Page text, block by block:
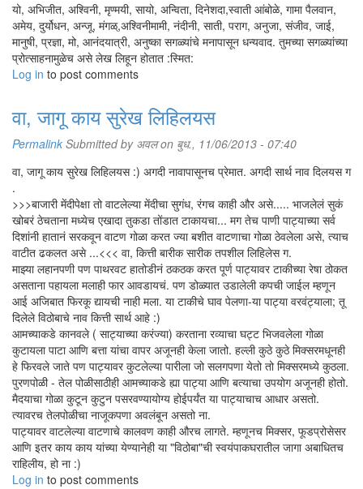
यो, अभिजीत, अश्विनी, मृण्मयी, सायो, अन्विता, दिनेशदा,स्वाती आंबोळे, गामा पैलवान,
अमेय, दुर्योधन, अन्जू, मंगळ्,अश्विनीमामी, नंदीनी, साती, पराग, अनुजा, संजीव, जाई,
मानुषी, प्रज्ञा, मो, आनंदयात्री, अनुष्का सगळ्यांचे मनापासून धन्यवाद. तुमच्या सगळ्यांच्या
प्रोत्साहनामुळेच असे लेख लिहून होतात :स्मित:
Log in to post comments
वा, जागू काय सुरेख लिहिलयस
Permalink Submitted by अवलon बुध., 11/06/2013 - 07:40
वा, जागू काय सुरेख लिहिलयस :) अगदी नावापासूनच प्रेमात. अगदी सार्थ नाव दिलयस ग
.
>>>बाजारी मेंदीपेक्षा तो वाटलेल्या मेंदीचा सुगंध, रंगच काही और असे..... भाजलेलं सुकं
खोबरं ठेचताना मध्येच एखादा तुकडा तोंडात टाकायचा... मग तेच पाणी पाट्याच्या सर्व
दिशांनी हातानं सरकवून वाटण गोळा करत ज्या बशीत वाटणाचा गोळा ठेवलेला असे, त्याच
वाटीत ढकलत असे ...<<< वा, कित्ती बारीक सारीक तपशील लिहिलेस ग.
माझ्या लहानपणी पण पाथरवट हातोडीनं ठकठक करत पूर्ण पाट्यावर टाकीच्या रेषा ठोकत
असताना पहायला मलाही फार आवडायचं. पण डोळ्यात उडालेली कपची जाईल म्हणून
आई अजिबात फिरकू द्यायची नाही मला. या टाकीचे घाव पेलणा-या पाट्या वरवंट्याला; तू
दिलेले विठोबाचे नाव कित्ती सार्थ आहे :)
आमच्याकडे कानवले ( साट्याच्या करंज्या) करताना रव्याचा घट्ट भिजवलेला गोळा
कुटायला पाटा आणि बत्ता यांचा वापर अजूनही केला जातो. हल्ली कुठे कुठे मिक्सरमधूनही
हे फिरवले जाते पण पाट्यावर कुटलेल्या पारीला जो सलगपणा येतो तो मिक्सरमध्ये कुठला.
पुरणपोळी - तेल पोळीसाठीही आमच्याकडे ह्या पाट्या आणि बत्याचा उपयोग अजूनही होतो.
मैदयाचा गोळा कुटून कुटुन पसरवण्यायोग्य होईपर्यंत या पाट्याचाच आधार असतो.
त्यावरच तेलपोळीचा नाजूकपणा अवलंबून असतो ना.
पाट्यावर वाटलेल्या वाटणाचे कालवण काही औरच लागते. म्हणूनच मिक्सर, फूडप्रोसेसर
आणि इतर काय काय यांच्या येण्यानेही या "विठोबा"ची स्वयंपाकघरातील जागा अबाधितच
राहिलीय, हो ना :)
Log in to post comments